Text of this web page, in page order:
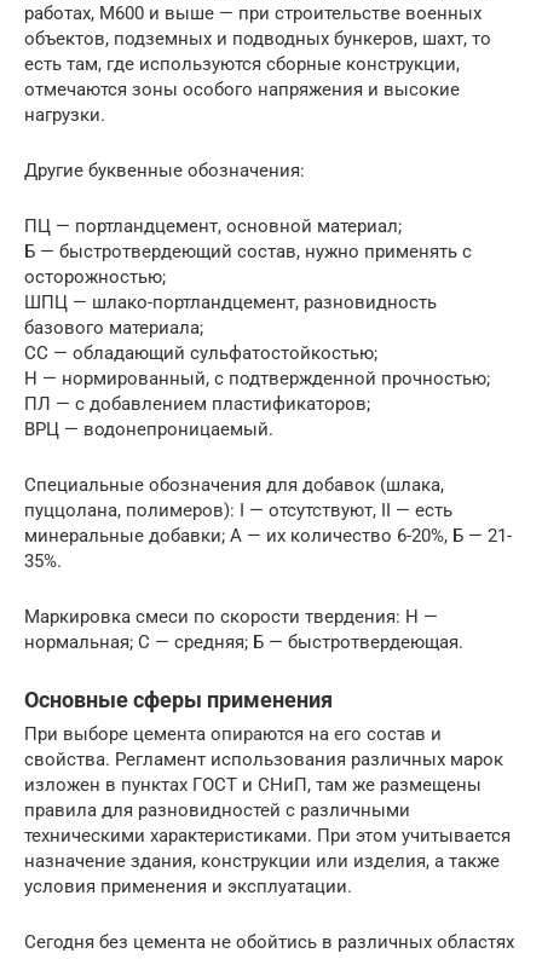
работах, М600 и выше — при строительстве военных
объектов, подземных и подводных бункеров, шахт, то
есть там, где используются сборные конструкции,
отмечаются зоны особого напряжения и высокие
нагрузки.
Другие буквенные обозначения:
ПЦ — портландцемент, основной материал;
Б — быстротвердеющий состав, нужно применять с
осторожностью;
ШПЦ — шлако-портландцемент, разновидность
базового материала;
СС — обладающий сульфатостойкостью;
Н — нормированный, с подтвержденной прочностью;
ПЛ — с добавлением пластификаторов;
ВРЦ — водонепроницаемый.
Специальные обозначения для добавок (шлака,
пуццолана, полимеров): I — отсутствуют, II — есть
минеральные добавки; А — их количество 6-20%, Б — 21-
35%.
Маркировка смеси по скорости твердения: Н —
нормальная; С — средняя; Б — быстротвердеющая.
Основные сферы применения
При выборе цемента опираются на его состав и
свойства. Регламент использования различных марок
изложен в пунктах ГОСТ и СНиП, там же размещены
правила для разновидностей с различными
техническими характеристиками. При этом учитывается
назначение здания, конструкции или изделия, а также
условия применения и эксплуатации.
Сегодня без цемента не обойтись в различных областях